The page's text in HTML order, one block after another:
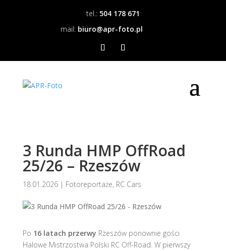
tel.: 504 178 671
mail: biuro@apr-foto.pl
3 Runda HMP OffRoad
25/26 – Rzeszów
18.01.2026| Fotoreportaże, RC Cars
Po 16 latach przerwy Rzeszów ponownie gości
Halowe Mistrzostwa Polski RC Off-Road. W pierwszy